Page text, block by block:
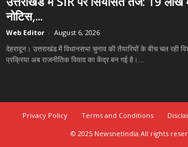
नोटिस,...
Web Editor - August 6, 2026
देहरादून। उत्तराखंड में विधानसभा चुनाव की तैयारियों के बीच चल रही
प्रक्रिया अब राजनीतिक विवाद का केंद्र बन गई है।...
Privacy Policy Terms and Conditions
© 2025 Newsnetindia All rights